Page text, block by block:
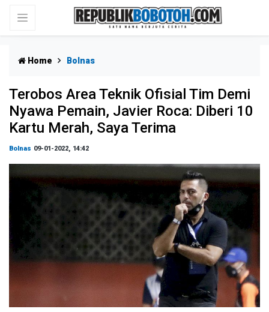
Home Bolnas
Terobos Area Teknik Ofisial Tim Demi
Nyawa Pemain, Javier Roca: Diberi 10
Kartu Merah, Saya Terima
Bolnas 09-01-2022, 14:42